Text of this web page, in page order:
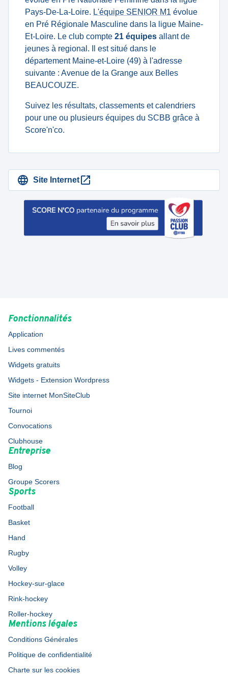
Pays-De-La-Loire. L'équipe SENIOR M1 évolue
en Pré Régionale Masculine dans la ligue Maine-
Et-Loire. Le club compte 21 équipes allant de
jeunes à regional. Il est situé dans le
département Maine-et-Loire (49) à l'adresse
suivante : Avenue de la Grange aux Belles
BEAUCOUZE.
Suivez les résultats, classements et calendriers
pour une ou plusieurs équipes du SCBB grâce à
Score'n'co.
Site Internet
Fonctionnalités
Application
Lives commentés
Widgets gratuits
Widgets - Extension Wordpress
Site internet MonSiteClub
Tournoi
Convocations
Clubhouse
Entreprise
Blog
Groupe Scorers
Sports
Football
Basket
Hand
Rugby
Volley
Hockey-sur-glace
Rink-hockey
Roller-hockey
Mentions légales
Conditions Générales
Politique de confidentialité
Charte sur les cookies